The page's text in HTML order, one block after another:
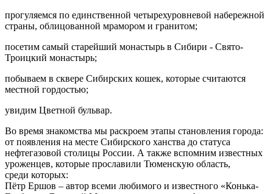
прогуляемся по единственной четырехуровневой набережной
страны, облицованной мрамором и гранитом;
посетим самый старейший монастырь в Сибири - Свято-
Троицкий монастырь;
побываем в сквере Сибирских кошек, которые считаются
местной гордостью;
увидим Цветной бульвар.
Во время знакомства мы раскроем этапы становления города:
от появления на месте Сибирского ханства до статуса
нефтегазовой столицы России. А также вспомним известных
уроженцев, которые прославили Тюменскую область,
среди которых:
Пётр Ершов – автор всеми любимого и известного «Конька-